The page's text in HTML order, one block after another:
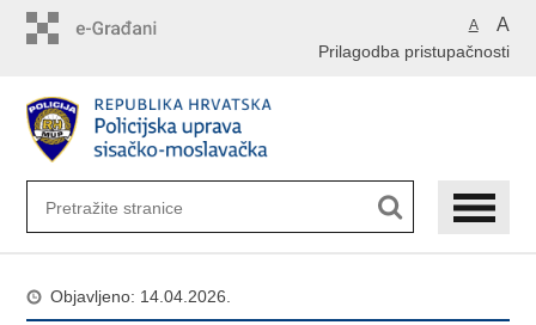
A A
Prilagodba pristupačnosti
Objavljeno: 14.04.2026.